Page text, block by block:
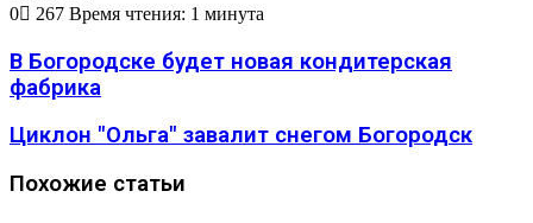
0
267 Время чтения: 1 минута
В Богородске будет новая кондитерская
фабрика
Циклон "Ольга" завалит снегом Богородск
Похожие статьи